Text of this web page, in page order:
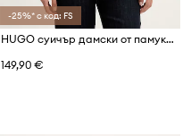
-25%* с код: FS
HUGO суичър дамски от памук Daxandria_1
149,90 €